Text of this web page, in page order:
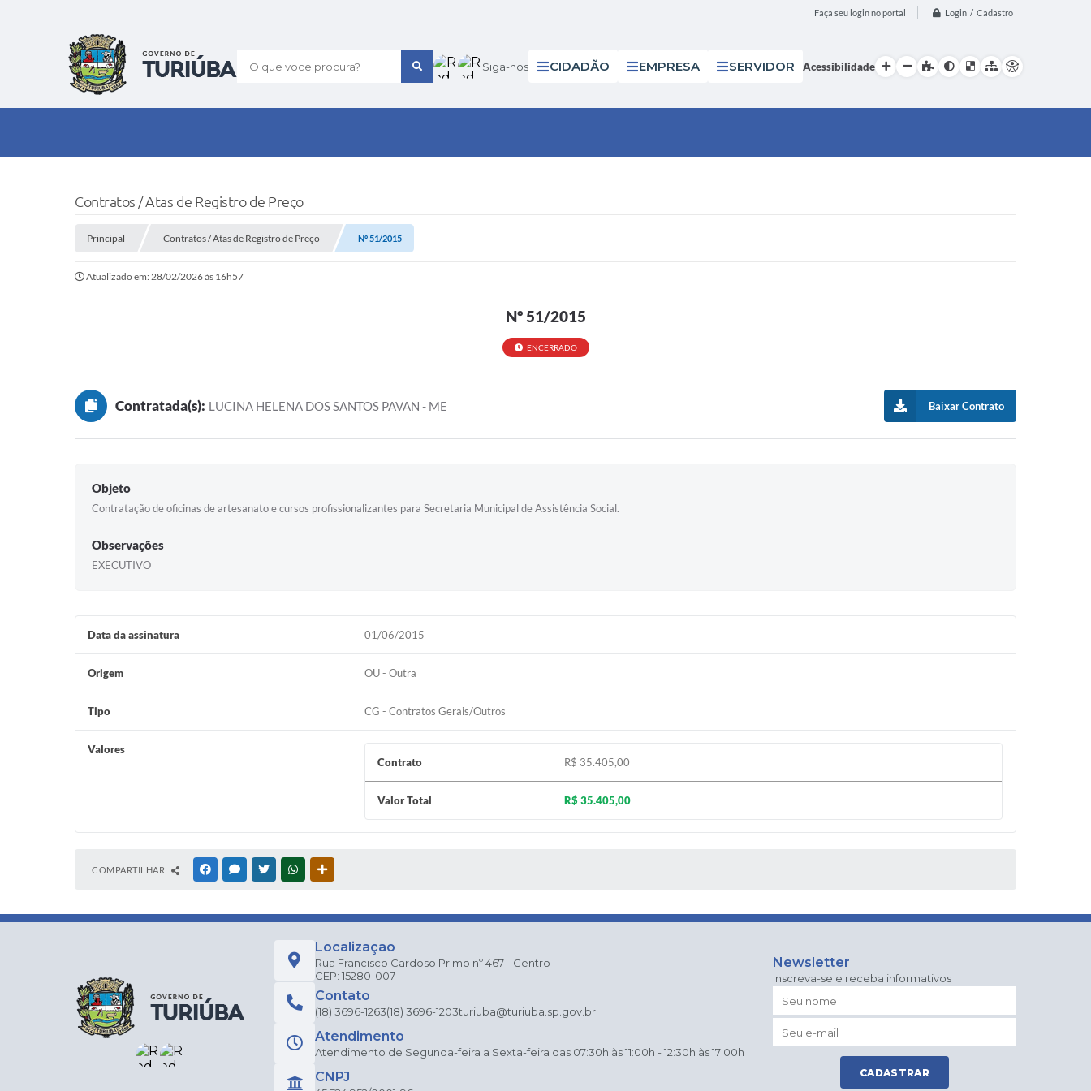
Faça seu login no portal Login / Cadastro
O que voce procura? Siga-nos CIDADÃO EMPRESA SERVIDOR Acessibilidade
Contratos / Atas de Registro de Preço
Principal Contratos / Atas de Registro de Preço Nº 51/2015
Atualizado em: 28/02/2026 às 16h57
Nº 51/2015
ENCERRADO
Contratada(s): LUCINA HELENA DOS SANTOS PAVAN - ME Baixar Contrato
Objeto
Contratação de oficinas de artesanato e cursos profissionalizantes para Secretaria Municipal de Assistência Social.
Observações
EXECUTIVO
Data da assinatura 01/06/2015
Origem OU - Outra
Tipo CG - Contratos Gerais/Outros
Valores
Contrato
R$ 35.405,00
Valor Total R$ 35.405,00
COMPARTILHAR FACEBOOKMESSENGER
TWITTERWHATSAPP
Localização
Rua Francisco Cardoso Primo nº 467 - Centro
CEP: 15280-007
Contato
(18) 3696-1263(18) 3696-1203turiuba@turiuba.sp.gov.br
Atendimento
Atendimento de Segunda-feira a Sexta-feira das 07:30h às 11:00h - 12:30h às 17:00h
CNPJ
Newsletter
Inscreva-se e receba informativos
CADASTRAR